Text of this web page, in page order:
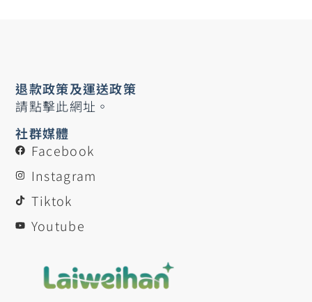
社群媒體
Facebook
Instagram
Tiktok
Youtube
退款政策及運送政策
請點擊此網址。